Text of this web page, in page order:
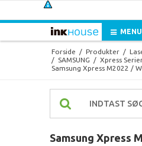
MENU
Forside / Produkter /
/ SAMSUNG / Xpress
Samsung Xpress M2022 / W
Samsung Xpress